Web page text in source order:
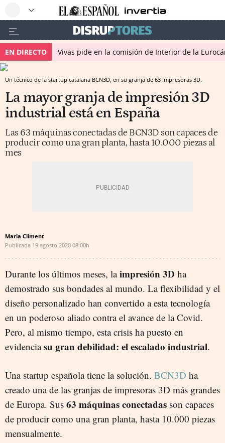
EN DIRECTO Vivas pide en la comisión de Interior de la
Un técnico de la startup catalana BCN3D, en su granja de 63 impresoras 3D.
La mayor granja de impresión 3D
industrial está en España
Las 63 máquinas conectadas de BCN3D son capaces de
producir como una gran planta, hasta 10.000 piezas al
mes
María Climent
Publicada 19 agosto 2020 08:00h
Durante los últimos meses, laimpresión 3D ha
demostrado sus bondades al mundo. La flexibilidad y el
diseño personalizado han convertido a esta tecnología
en un poderoso aliado contra el avance de la Covid.
Pero, al mismo tiempo, esta crisis ha puesto en
evidenciasu gran debilidad: el escalado industrial.
Una startup española tiene la solución. BCN3D ha
creado una de las granjas de impresoras 3D más grandes
de Europa. Sus 63 máquinas conectadas son capaces
de producir como una gran planta, hasta 10.000 piezas
mensualmente.